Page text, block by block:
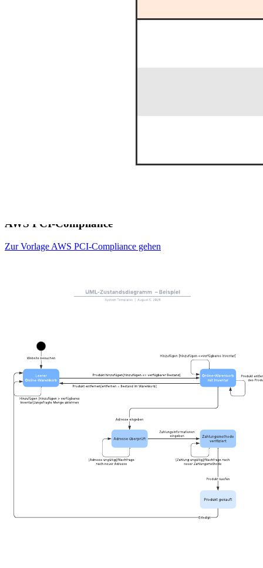
AWS PCI-Compliance
Zur Vorlage AWS PCI-Compliance gehen